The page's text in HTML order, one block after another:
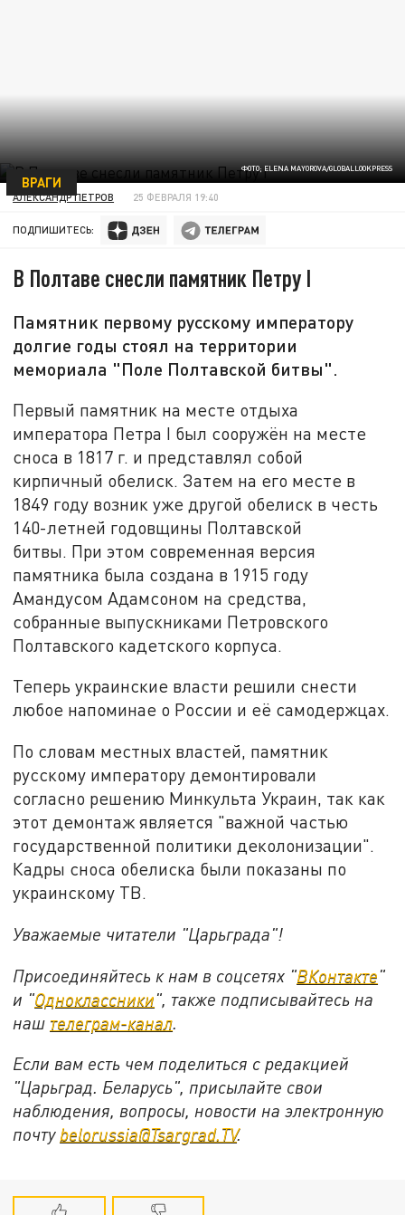
ФОТО; ELENA MAYOROVA/GLOBALLOOKPRESS
ВРАГИ
АЛЕКСАНДР ПЕТРОВ 25 ФЕВРАЛЯ 19:40
ПОДПИШИТЕСЬ:
В Полтаве снесли памятник Петру I
Памятник первому русскому императору
долгие годы стоял на территории
мемориала "Поле Полтавской битвы".
Первый памятник на месте отдыха
императора Петра I был сооружён на месте
сноса в 1817 г. и представлял собой
кирпичный обелиск. Затем на его месте в
1849 году возник уже другой обелиск в честь
140-летней годовщины Полтавской
битвы. При этом современная версия
памятника была создана в 1915 году
Амандусом Адамсоном на средства,
собранные выпускниками Петровского
Полтавского кадетского корпуса.
Теперь украинские власти решили снести
любое напоминае о России и её самодержцах.
По словам местных властей, памятник
русскому императору демонтировали
согласно решению Минкульта Украин, так как
этот демонтаж является "важной частью
государственной политики деколонизации".
Кадры сноса обелиска были показаны по
украинскому ТВ.
Уважаемые читатели "Царьграда"!
Присоединяйтесь к нам в соцсетях "ВКонтакте"
и "Одноклассники", также подписывайтесь на
наш телеграм-канал
Если вам есть чем поделиться с редакцией
"Царьград. Беларусь", присылайте свои
наблюдения, вопросы, новости на электронную
почту belorussia@Tsargrad.TV.